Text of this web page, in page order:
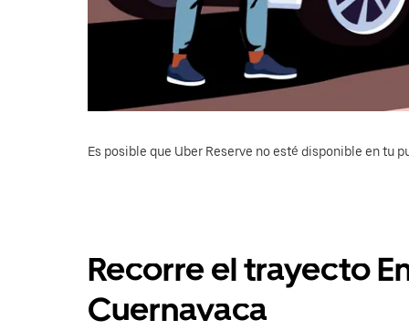
Es posible que Uber Reserve no esté disponible en tu
Recorre el trayecto
Cuernavaca